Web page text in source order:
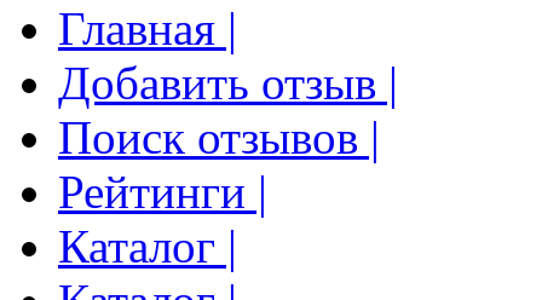
Главная |
Добавить отзыв |
Поиск отзывов |
Рейтинги |
Каталог |